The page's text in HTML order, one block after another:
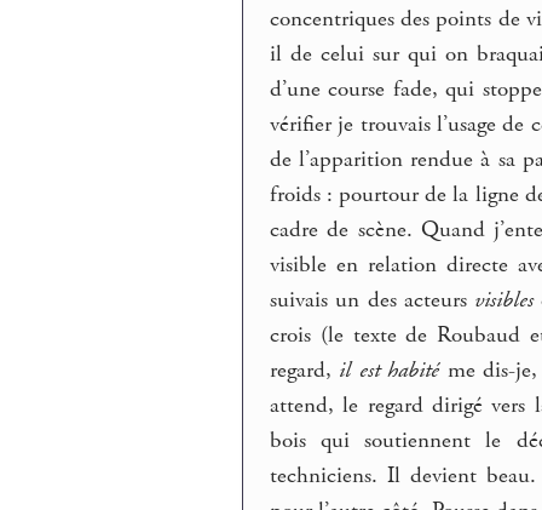
concentriques des points de
il de celui sur qui on
d’une course fade, qui
vérifier je trouvais l’usage de
de l’apparition rendue à sa
froids : pourtour de la ligne
cadre de scène. Quand
visible en relation directe
suivais un des acteurs visibles
crois (le texte de Roubaud
regard, il est habitéme dis-je,
attend, le regard dirigé vers
bois qui soutiennent le
techniciens. Il devient